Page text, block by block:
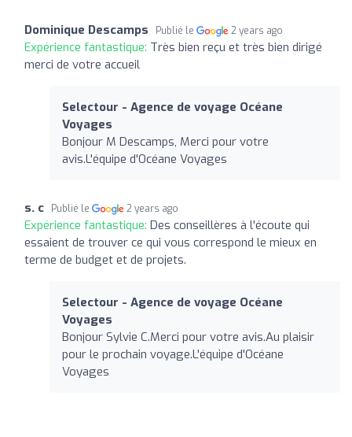
Dominique Descamps Publié le 2 years ago
Expérience fantastique: Très bien reçu et très bien dirigé
merci de votre accueil
Selectour - Agence de voyage Océane
Voyages
Bonjour M Descamps, Merci pour votre
avis.L'équipe d'Océane Voyages
s. c Publié le 2 years ago
Expérience fantastique: Des conseillères à l'écoute qui
essaient de trouver ce qui vous correspond le mieux en
terme de budget et de projets.
Selectour - Agence de voyage Océane
Voyages
Bonjour Sylvie C.Merci pour votre avis.Au plaisir
pour le prochain voyage.L'équipe d'Océane
Voyages